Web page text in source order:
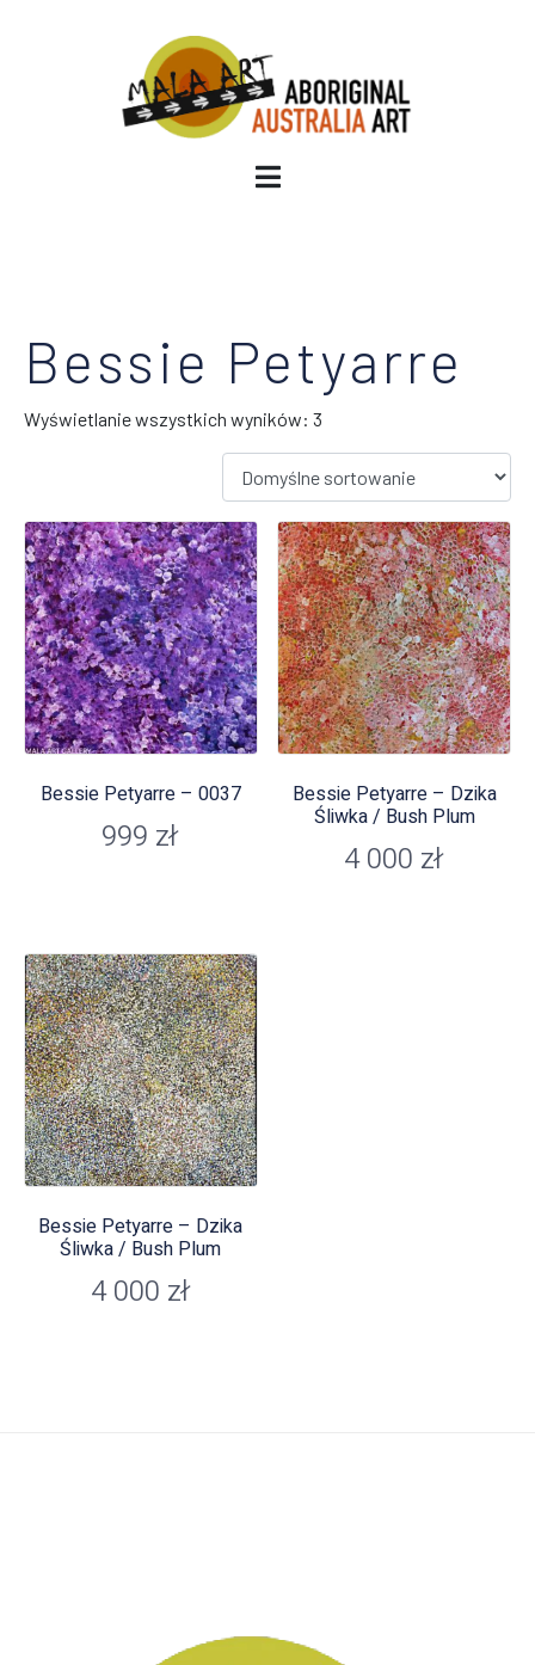
Bessie Petyarre
Wyświetlanie wszystkich wyników: 3
Bessie Petyarre – 0037
999 zł
Bessie Petyarre – Dzika
Śliwka / Bush Plum
4 000 zł
Bessie Petyarre – Dzika
Śliwka / Bush Plum
4 000 zł